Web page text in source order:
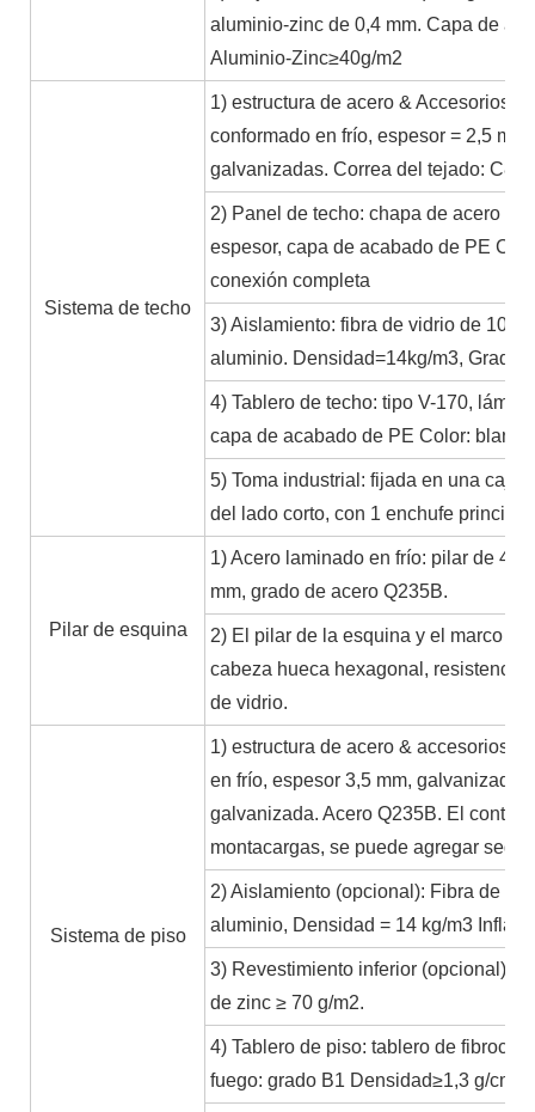
aluminio-zinc de 0,4 mm. Capa de
Aluminio-Zinc≥40g/m2
Sistema de techo
1) estructura de acero & Accesorios:
conformado en frío, espesor = 2,5
galvanizadas. Correa del tejado:
2) Panel de techo: chapa de acero
espesor, capa de acabado de PE
conexión completa
3) Aislamiento: fibra de vidrio de 100
aluminio. Densidad=14kg/m3, Grado
4) Tablero de techo: tipo V-170,
capa de acabado de PE Color:
5) Toma industrial: fijada en una caja
del lado corto, con 1 enchufe
Pilar de esquina
1) Acero laminado en frío: pilar de 4
mm, grado de acero Q235B.
2) El pilar de la esquina y el marco
cabeza hueca hexagonal,
de vidrio.
Sistema de piso
1) estructura de acero & accesorios:
en frío, espesor 3,5 mm,
galvanizada. Acero Q235B. El
montacargas, se puede agregar
2) Aislamiento (opcional): Fibra de
aluminio, Densidad = 14 kg/m3
3) Revestimiento inferior (opcional):
de zinc ≥ 70 g/m2.
4) Tablero de piso: tablero de
fuego: grado B1 Densidad≥1,3 g/cm3